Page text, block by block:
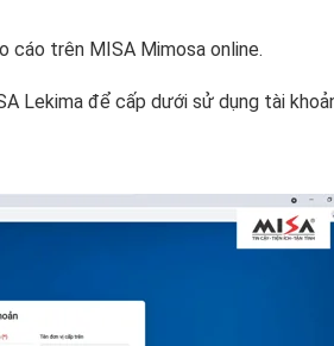
cáo trên MISA Mimosa online.
Lekima để cấp dưới sử dụng tài